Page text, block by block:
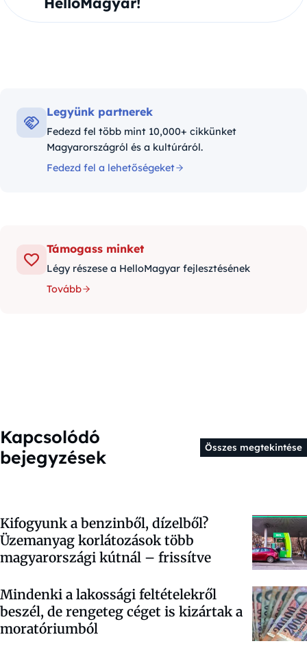
Legyünk partnerek
Fedezd fel több mint 10,000+ cikkünket
Magyarországról és a kultúráról.
Fedezd fel a lehetőségeket
Támogass minket
Légy részese a HelloMagyar fejlesztésének
Tovább
Kapcsolódó
bejegyzések
Összes megtekintése
Kifogyunk a benzinből, dízelből?
Üzemanyag korlátozások több
magyarországi kútnál – frissítve
Mindenki a lakossági feltételekről
beszél, de rengeteg céget is kizártak a
moratóriumból